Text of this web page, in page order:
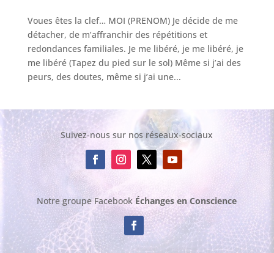
Voues êtes la clef… MOI (PRENOM) Je décide de me
détacher, de m’affranchir des répétitions et
redondances familiales. Je me libéré, je me libéré, je
me libéré (Tapez du pied sur le sol) Même si j’ai des
peurs, des doutes, même si j’ai une...
Suivez-nous sur nos réseaux-sociaux
Notre groupe Facebook Échanges en Conscience